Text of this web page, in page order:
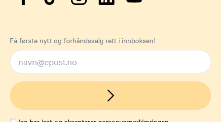
Få første nytt og forhåndssalg rett i innboksen!